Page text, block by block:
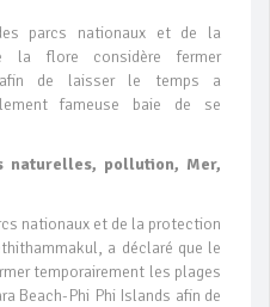
parcs nationaux et de la
flore considère fermer
afin de laisser le temps a
fameuse baie de se
naturelles, pollution, Mer,
nationaux et de la protection
a déclaré que le
temporairement les plages
Beach-Phi Phi Islands afin de